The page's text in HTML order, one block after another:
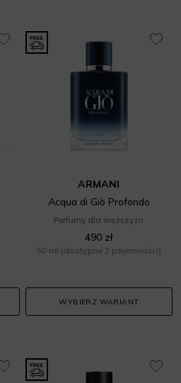
ARMANI
Acqua di Giò Profondo
Perfumy dla mężczyzn
490 zł
50 ml (dostępne 2 pojemności)
WYBIERZ WARIANT